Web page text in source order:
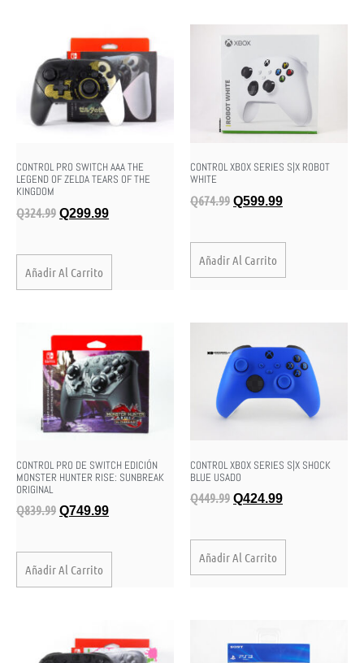
CONTROL PRO SWITCH AAA THE
LEGEND OF ZELDA TEARS OF THE
KINGDOM
Q324.99 Q299.99
Añadir Al Carrito
CONTROL XBOX SERIES S|X ROBOT
WHITE
Q674.99 Q599.99
Añadir Al Carrito
CONTROL PRO DE SWITCH EDICIÓN
MONSTER HUNTER RISE: SUNBREAK
ORIGINAL
Q839.99 Q749.99
Añadir Al Carrito
CONTROL XBOX SERIES S|X SHOCK
BLUE USADO
Q449.99 Q424.99
Añadir Al Carrito